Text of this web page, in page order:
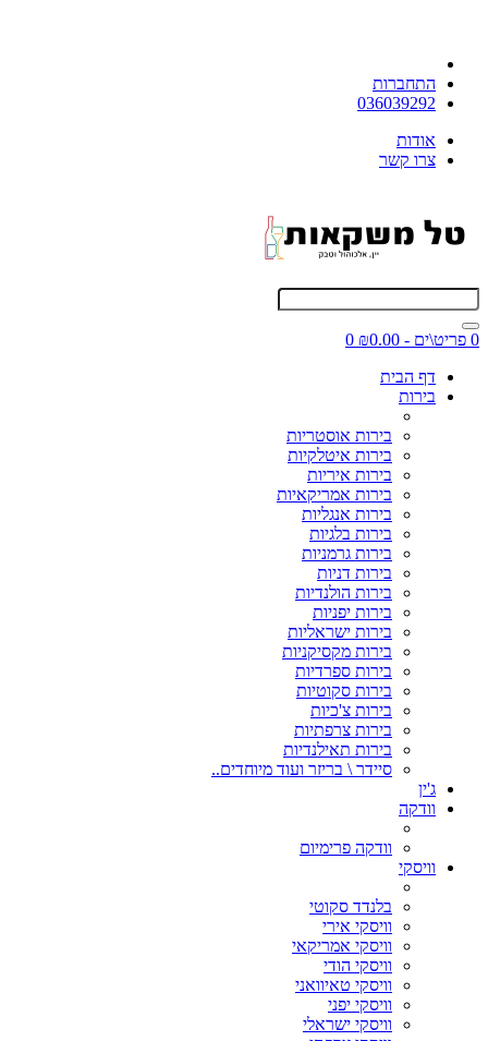
התחברות
036039292
אודות
צרו קשר
0 פריט\ים - ₪0.00
0
דף הבית
בירות
בירות אוסטריות
בירות איטלקיות
בירות איריות
בירות אמריקאיות
בירות אנגליות
בירות בלגיות
בירות גרמניות
בירות דניות
בירות הולנדיות
בירות יפניות
בירות ישראליות
בירות מקסיקניות
בירות ספרדיות
בירות סקוטיות
בירות צ'כיות
בירות צרפתיות
בירות תאילנדיות
סיידר \ בריזר ועוד מיוחדים..
ג'ין
וודקה
וודקה פרימיום
וויסקי
בלנדד סקוטי
וויסקי אירי
וויסקי אמריקאי
וויסקי הודי
וויסקי טאיוואני
וויסקי יפני
וויסקי ישראלי